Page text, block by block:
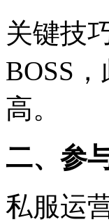
关键技
BOSS
高。
二、参
私服运